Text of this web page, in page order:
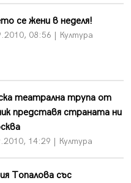
се жени в неделя!
08:56 | Култура
театрална трупа от
представя страната ни
14:29 | Култура
Топалова със